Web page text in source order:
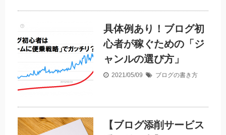
具体例あり！ブログ初
心者が稼ぐための「ジ
ャンルの選び方」
2021/05/09 ブログの書き方
【ブログ添削サービス